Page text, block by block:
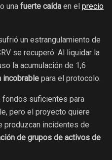
una fuerte caída en el precio
un estrangulamiento de
se recuperó. Al liquidar la
la acumulación de 1,6
incobrable para el protocolo.
fondos suficientes para
pero el proyecto quiere
produzcan incidentes de
de grupos de activos de